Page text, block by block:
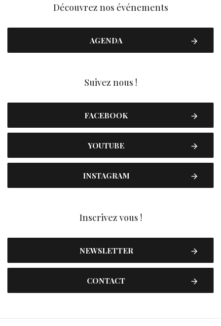
Découvrez nos événements
AGENDA
Suivez nous !
FACEBOOK
YOUTUBE
INSTAGRAM
Inscrivez vous !
NEWSLETTER
CONTACT